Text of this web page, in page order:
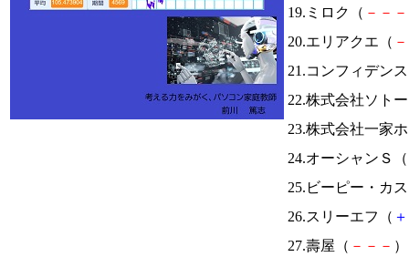
19.ミロク（ － － －
20.エリアクエ（ －
21.コンフィデン
22.株式会社ソト
23.株式会社一家
24.オーシャンＳ（
25.ビーピー・カ
26.スリーエフ（ ＋
27.壽屋（ － － －